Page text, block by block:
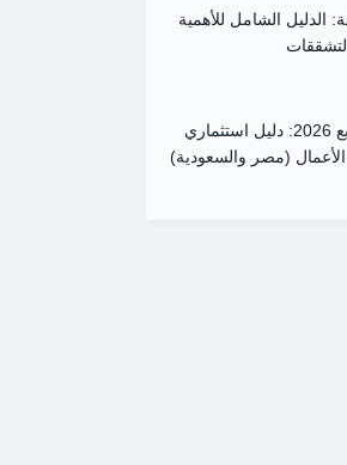
الدليل الشامل للأهمية
تكلفة بناء المتر المربع 2026: دليل استثماري
(مصر والسعودية)